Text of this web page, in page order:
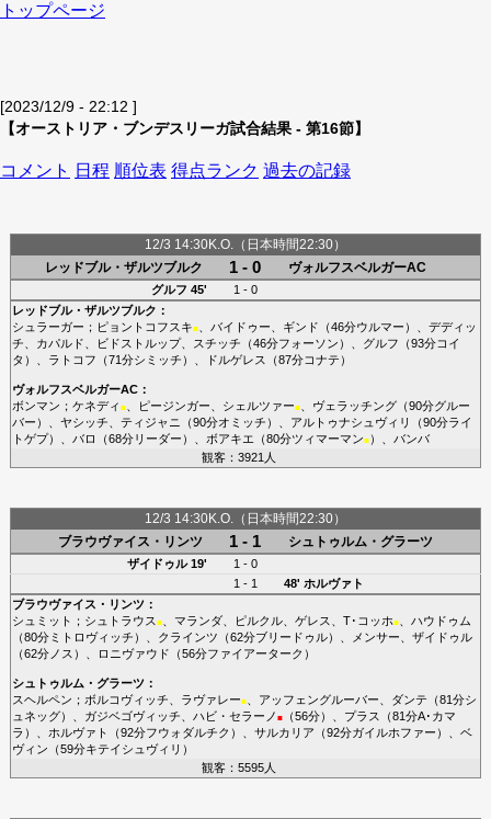
トップページ
[2023/12/9 - 22:12 ]
【オーストリア・ブンデスリーガ試合結果 - 第16節】
コメント 日程 順位表 得点ランク 過去の記録
12/3 14:30K.O.（日本時間22:30）
レッドブル・ザルツブルク
1 - 0 ヴォルフスベルガーAC
グルフ 45'
1 - 0
レッドブル・ザルツブルク ：
シュラーガー ； ピョントコフスキ■、 バイドゥー ギンド （46分ウルマー ）、 デディッ
チ
カパルド ビドストルップ、 スチッチ （46分フォーソン ）、 グルフ （93分コイ
タ ）、 ラトコフ （71分シミッチ ）、 ドルゲレス （87分コナテ ）
ヴォルフスベルガーAC：
ボンマン ； ケネディ ■、 ピージンガー シェルツァー■、 ヴェラッチング（90分グルー
バー ）、 ヤシッチ ティジャニ （90分オミッチ ）、 アルトゥナシュヴィリ （90分ライ
トゲプ）、 バロ （68分リーダー ）、 ボアキエ （80分ツィマーマン■）、 バンバ
観客：3921人
12/3 14:30K.O.（日本時間22:30）
ブラウヴァイス・リンツ
1 - 1 シュトゥルム・グラーツ
ザイドゥル19'
1 - 0
1 - 1
48' ホルヴァト
ブラウヴァイス・リンツ：
シュミット ； シュトラウス ■、 マランダ、 ピルクル、 ゲレス T･コッホ■、 ハウドゥム
（80分ミトロヴィッチ ）、 クラインツ （62分ブリードゥル）、 メンサー
ザイドゥル
（62分ノス ）、 ロニヴァウド （56分ファイアーターク ）
シュトゥルム・グラーツ：
スヘルペン ； ボルコヴィッチ ラヴァレー■、 アッフェングルーバー ダンテ （81分シ
ュネッグ）、 ガジベゴヴィッチ ハビ・セラーノ ■（56分）、 プラス （81分A･カマ
ラ ）、 ホルヴァト （92分フウォダルチク ）、 サルカリア （92分ガイルホファー ）、 ベ
ヴィン （59分キテイシュヴィリ ）
観客：5595人